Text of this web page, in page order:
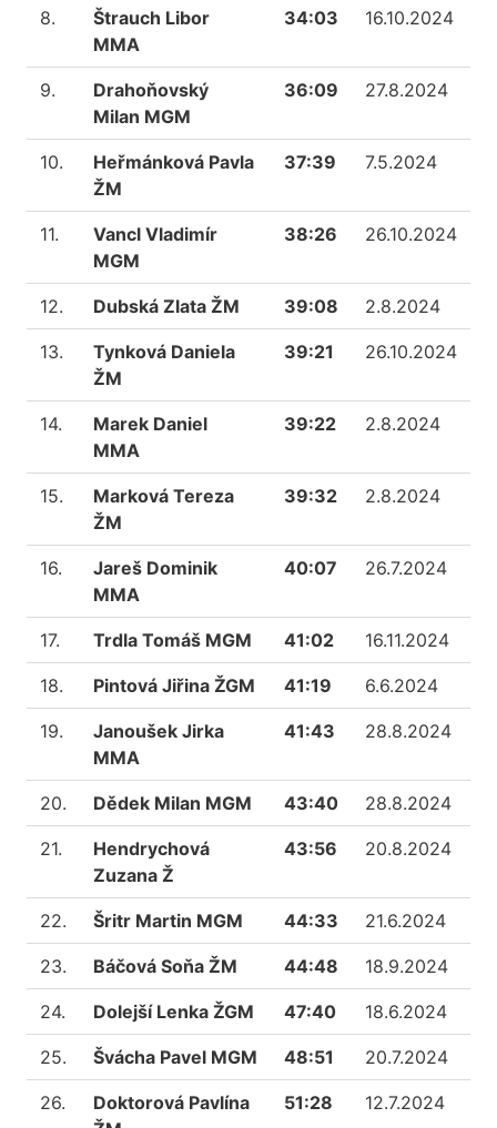
8.
Štrauch Libor
MMA
34:03 16.10.2024
9.
Drahoňovský
Milan MGM
36:09 27.8.2024
10.
Heřmánková Pavla
ŽM
37:39 7.5.2024
11.
Vancl Vladimír
MGM
38:26 26.10.2024
12. Dubská Zlata ŽM 39:08 2.8.2024
13.
Tynková Daniela
ŽM
39:21 26.10.2024
14.
Marek Daniel
MMA
39:22 2.8.2024
15.
Marková Tereza
ŽM
39:32 2.8.2024
16.
Jareš Dominik
MMA
40:07 26.7.2024
17. Trdla Tomáš MGM 41:02 16.11.2024
18. Pintová Jiřina ŽGM 41:19 6.6.2024
19.
Janoušek Jirka
MMA
41:43 28.8.2024
20. Dědek Milan MGM 43:40 28.8.2024
21.
Hendrychová
Zuzana Ž
43:56 20.8.2024
22. Šritr Martin MGM 44:33 21.6.2024
23. Báčová Soňa ŽM 44:48 18.9.2024
24. Dolejší Lenka ŽGM 47:40 18.6.2024
25. Švácha Pavel MGM 48:51 20.7.2024
26.
Doktorová Pavlína
51:28 12.7.2024